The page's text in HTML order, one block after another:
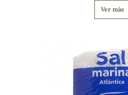
Ver más